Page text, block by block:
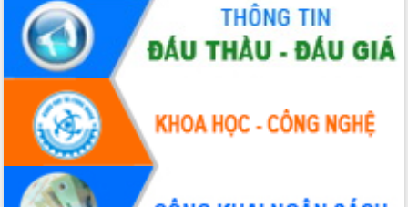
Hòn Yến phát triển du lịch gắn với bảo
tồn biển
Lấy ý kiến điều chỉnh Quy hoạch tỉnh
Đắk Lắk thời kỳ 2021-2030, tầm nhìn
đến năm 2050
Phát động chiến dịch 30 ngày đêm
giải phóng mặt bằng Tuyến đường bộ
ven biển
Đắk Lắk nỗ lực thúc đẩy tăng trưởng
kinh tế từ 10% trở lên trong Quý